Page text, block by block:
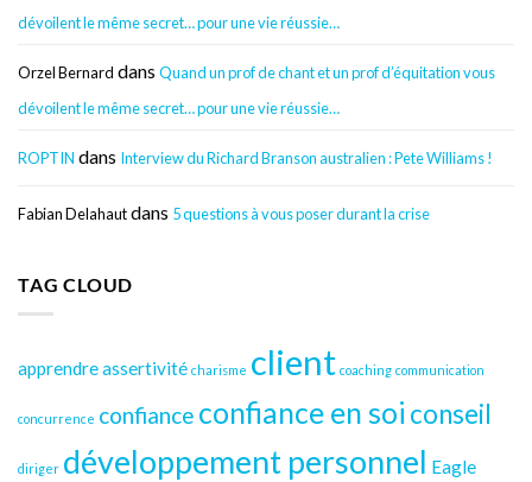
dévoilent le même secret… pour une vie réussie…
Orzel Bernard dans Quand un prof de chant et un prof d’équitation vous
dévoilent le même secret… pour une vie réussie…
ROPTIN dans Interview du Richard Branson australien : Pete Williams !
Fabian Delahautdans 5 questions à vous poser durant la crise
TAG CLOUD
apprendreassertivité charisme client coaching communication
concurrence confiance confiance en soi conseil
diriger développement personnel Eagle